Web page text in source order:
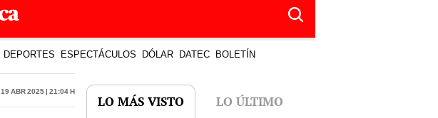
DEPORTES ESPECTÁCULOS DÓLAR DATEC BOLETÍN
19 Abr 2025 | 21:04 h
LO MÁS VISTO LO ÚLTIMO